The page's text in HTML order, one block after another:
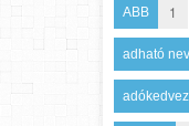
ABB 1
adható